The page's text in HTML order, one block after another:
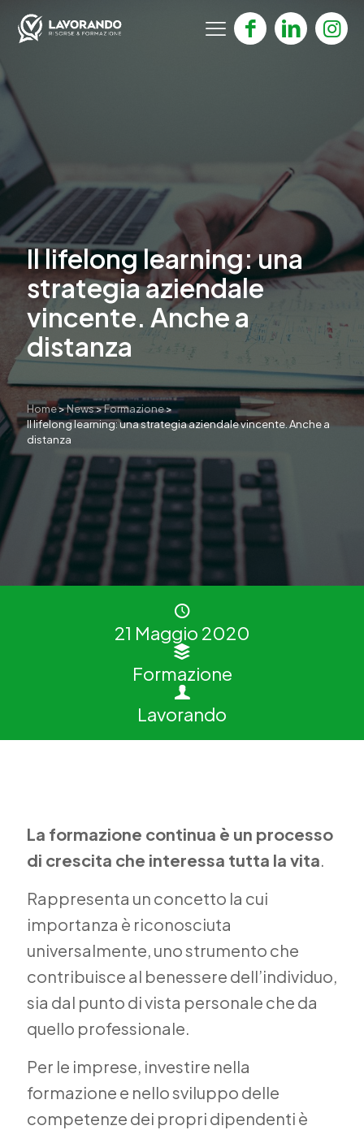
Il lifelong learning: una
strategia aziendale
vincente. Anche a
distanza
Home>News>Formazione>
Il lifelong learning: una strategia aziendale vincente. Anche a
distanza
21 Maggio 2020
Formazione
Lavorando
La formazione continua è un processo
di crescita che interessa tutta la vita.
Rappresenta un concetto la cui
importanza è riconosciuta
universalmente, uno strumento che
contribuisce al benessere dell’individuo,
sia dal punto di vista personale che da
quello professionale.
Per le imprese, investire nella
formazione e nello sviluppo delle
competenze dei propri dipendenti è